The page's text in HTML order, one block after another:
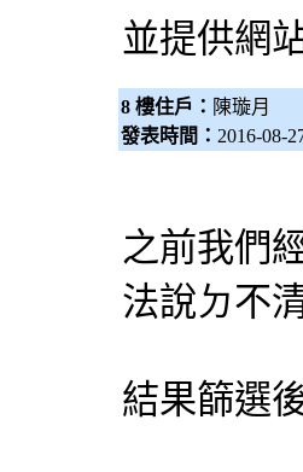
並提供網
8 樓住戶： 陳璇月
發表時間： 2016-08-
之前我們
法說ㄉ不
結果篩選